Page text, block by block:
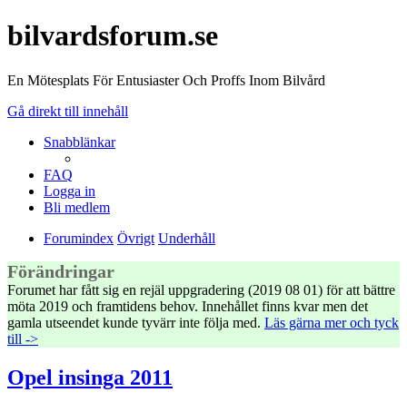
bilvardsforum.se
En Mötesplats För Entusiaster Och Proffs Inom Bilvård
Gå direkt till innehåll
Snabblänkar
FAQ
Logga in
Bli medlem
Forumindex Övrigt Underhåll
Förändringar
Forumet har fått sig en rejäl uppgradering (2019 08 01) för att bättre
möta 2019 och framtidens behov. Innehållet finns kvar men det
gamla utseendet kunde tyvärr inte följa med. Läs gärna mer och tyck
till ->
Opel insinga 2011